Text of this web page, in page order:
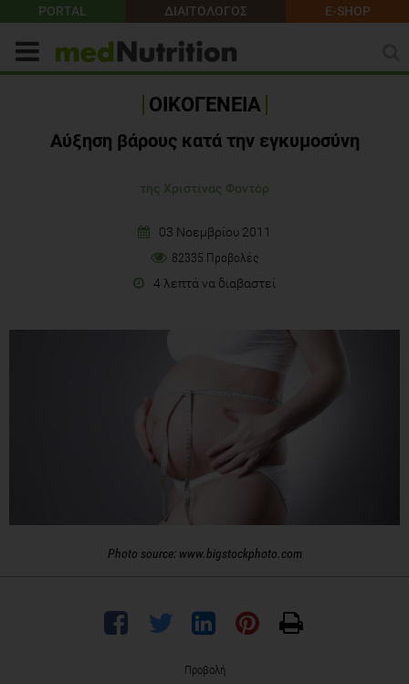
PORTAL ΔΙΑΙΤΟΛΟΓΟΣ E-SHOP
ΟΙΚΟΓΕΝΕΙΑ
Αύξηση βάρους κατά την εγκυμοσύνη
της Χριστίνας Φοντόρ
03 Νοεμβρίου 2011
82335 Προβολές
4 λεπτά να διαβαστεί
Photo source: www.bigstockphoto.com
Προβολή